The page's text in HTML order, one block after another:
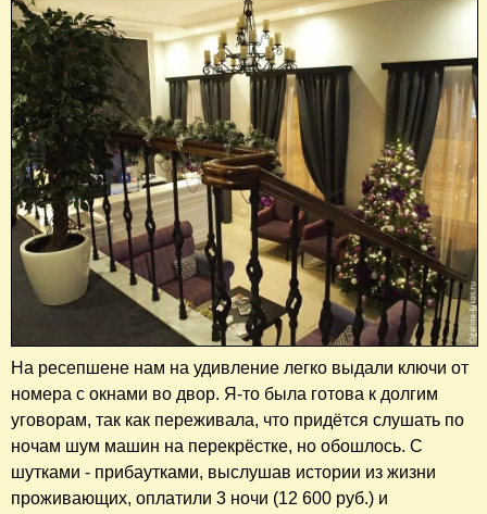
На ресепшене нам на удивление легко выдали ключи от
номера с окнами во двор. Я-то была готова к долгим
уговорам, так как переживала, что придётся слушать по
ночам шум машин на перекрёстке, но обошлось. С
шутками - прибаутками, выслушав истории из жизни
проживающих, оплатили 3 ночи (12 600 руб.) и